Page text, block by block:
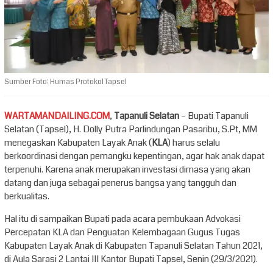
Sumber Foto: Humas Protokol Tapsel
WARTAMANDAILING.COM, Tapanuli Selatan– Bupati Tapanuli
Selatan (Tapsel), H. Dolly Putra Parlindungan Pasaribu, S.Pt, MM
menegaskan Kabupaten Layak Anak (KLA) harus selalu
berkoordinasi dengan pemangku kepentingan, agar hak anak dapat
terpenuhi. Karena anak merupakan investasi dimasa yang akan
datang dan juga sebagai penerus bangsa yang tangguh dan
berkualitas.
Hal itu di sampaikan Bupati pada acara pembukaan Advokasi
Percepatan KLA dan Penguatan Kelembagaan Gugus Tugas
Kabupaten Layak Anak di Kabupaten Tapanuli Selatan Tahun 2021,
di Aula Sarasi 2 Lantai III Kantor Bupati Tapsel, Senin (29/3/2021).